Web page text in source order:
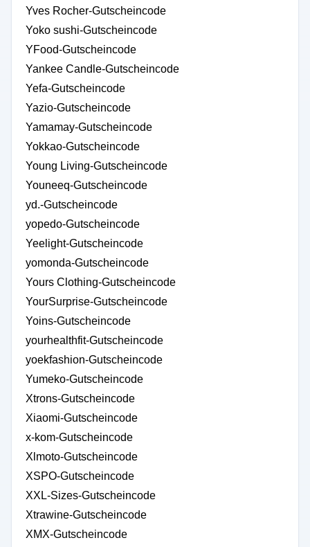
Yves Rocher-Gutscheincode
Yoko sushi-Gutscheincode
YFood-Gutscheincode
Yankee Candle-Gutscheincode
Yefa-Gutscheincode
Yazio-Gutscheincode
Yamamay-Gutscheincode
Yokkao-Gutscheincode
Young Living-Gutscheincode
Youneeq-Gutscheincode
yd.-Gutscheincode
yopedo-Gutscheincode
Yeelight-Gutscheincode
yomonda-Gutscheincode
Yours Clothing-Gutscheincode
YourSurprise-Gutscheincode
Yoins-Gutscheincode
yourhealthfit-Gutscheincode
yoekfashion-Gutscheincode
Yumeko-Gutscheincode
Xtrons-Gutscheincode
Xiaomi-Gutscheincode
x-kom-Gutscheincode
Xlmoto-Gutscheincode
XSPO-Gutscheincode
XXL-Sizes-Gutscheincode
Xtrawine-Gutscheincode
XMX-Gutscheincode